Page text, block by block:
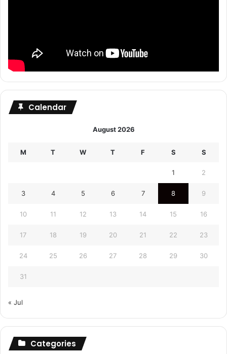
Calendar
August 2026
M T W T F S S
1 2
3 4 5 6 7 8 9
10 11 12 13 14 15 16
17 18 19 20 21 22 23
24 25 26 27 28 29 30
31
« Jul
Categories